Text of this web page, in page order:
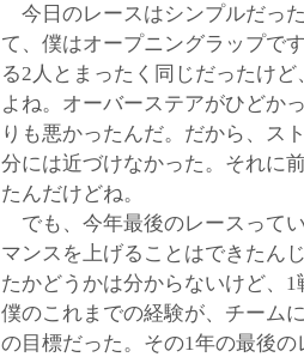
今日のレースはシンプルだっ
て、僕はオープニングラップで
る2人とまったく同じだったけ
よね。オーバーステアがひどか
りも悪かったんだ。だから、ス
分には近づけなかった。それに
たんだけどね。
でも、今年最後のレースって
マンスを上げることはできたん
たかどうかは分からないけど、
僕のこれまでの経験が、チーム
の目標だった。その1年の最後